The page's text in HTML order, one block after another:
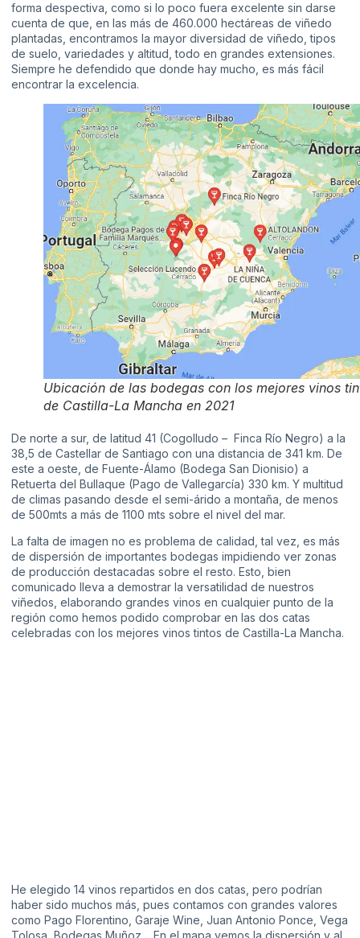
forma despectiva, como si lo poco fuera excelente sin darse
cuenta de que, en las más de 460.000 hectáreas de viñedo
plantadas, encontramos la mayor diversidad de viñedo, tipos
de suelo, variedades y altitud, todo en grandes extensiones.
Siempre he defendido que donde hay mucho, es más fácil
encontrar la excelencia.
Ubicación de las bodegas con los mejores vinos
de Castilla-La Mancha en 2021
De norte a sur, de latitud 41 (Cogolludo – Finca Río Negro) a la
38,5 de Castellar de Santiago con una distancia de 341 km. De
este a oeste, de Fuente-Álamo (Bodega San Dionisio) a
Retuerta del Bullaque (Pago de Vallegarcía) 330 km. Y multitud
de climas pasando desde el semi-árido a montaña, de menos
de 500mts a más de 1100 mts sobre el nivel del mar.
La falta de imagen no es problema de calidad, tal vez, es más
de dispersión de importantes bodegas impidiendo ver zonas
de producción destacadas sobre el resto. Esto, bien
comunicado lleva a demostrar la versatilidad de nuestros
viñedos, elaborando grandes vinos en cualquier punto de la
región como hemos podido comprobar en las dos catas
celebradas con los mejores vinos tintos de Castilla-La Mancha.
He elegido 14 vinos repartidos en dos catas, pero podrían
haber sido muchos más, pues contamos con grandes valores
como Pago Florentino, Garaje Wine, Juan Antonio Ponce, Vega